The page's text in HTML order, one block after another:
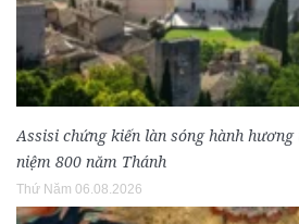
Assisi chứng kiến làn sóng hành
niệm 800 năm Thánh
Thứ Năm 06.08.2026